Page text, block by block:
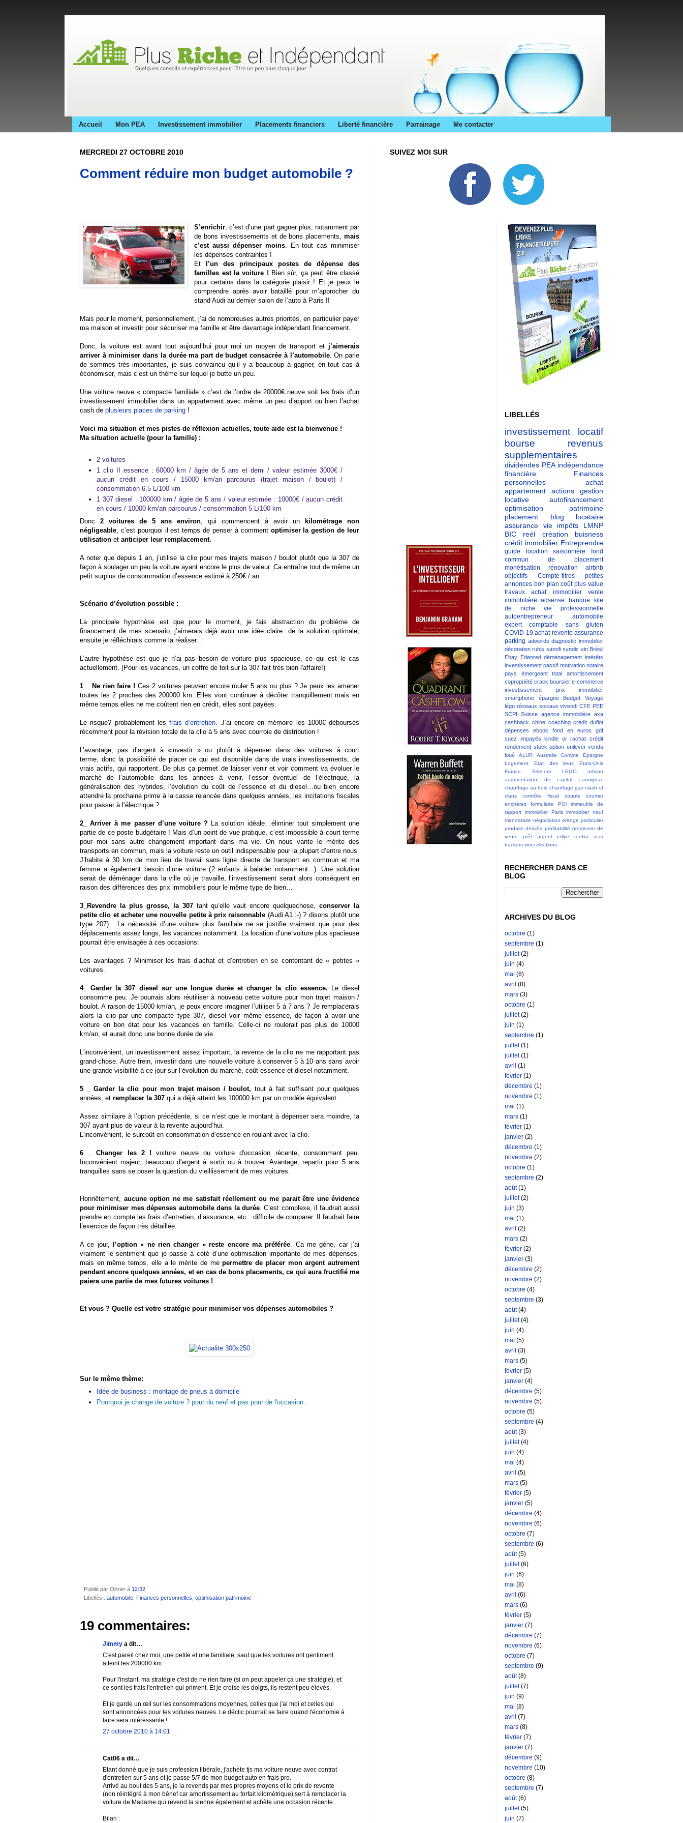
Accueil Mon PEA Investissement immobilier Placements financiers Liberté financière Parrainage Me contacter
MERCREDI 27 OCTOBRE 2010
Comment réduire mon budget automobile ?
S’enrichir, c’est d’une part gagner plus, notamment par
de bons investissements et de bons placements, mais
c’est aussi dépenser moins. En tout cas minimiser
les dépenses contraintes !
Et
l’un des principaux postes de dépense des
familles est la voiture ! Bien sûr, ça peut être classé
pour certains dans la catégorie plaisir ! Et je peux le
comprendre après avoir bataillé pour m’approcher du
stand Audi au dernier salon de l’auto à Paris !!
Mais pour le moment, personnellement, j’ai de nombreuses autres priorités, en particulier payer
ma maison et investir pour sécuriser ma famille et être davantage indépendant financement.
Donc, la voiture est avant tout aujourd’hui pour moi un moyen de transport et j’aimerais
arriver à minimiser dans la durée ma part de budget consacrée à l’automobile. On parle
de sommes très importantes, je suis convaincu qu’il y a beaucoup à gagner, en tout cas à
économiser, mais c’est un thème sur lequel je butte un peu.
Une voiture neuve « compacte familiale » c’est de l’ordre de 20000€ neuve soit les frais d’un
investissement immobilier dans un appartement avec même un peu d’apport ou bien l’achat
cash de plusieurs places de parking !
Voici ma situation et mes pistes de réflexion actuelles, toute aide est la bienvenue !
Ma situation actuelle (pour la famille) :
2 voitures
1 clio II essence : 60000 km / âgée de 5 ans et demi / valeur estimée 3000€ /
aucun crédit en cours / 15000 km/an parcourus (trajet maison / boulot) /
consommation 6,5 L/100 km
1 307 diesel : 100000 km / âgée de 5 ans / valeur estimée : 10000€ / aucun crédit
en cours / 10000 km/an parcourus / consommation 5 L/100 km
Donc 2 voitures de 5 ans environ, qui commencent à avoir un
kilométrage non
négligeable, c’est pourquoi il est temps de penser à comment optimiser la gestion de leur
utilisation et anticiper leur remplacement.
A noter que depuis 1 an, j’utilise la clio pour mes trajets maison / boulot plutôt que la 307 de
façon à soulager un peu la voiture ayant encore le plus de valeur. Ca entraîne tout de même un
petit surplus de consommation d’essence estimé à 250€ / an.
Scénario d’évolution possible :
La principale hypothèse est que pour le moment, je fais abstraction du problème de
financement de mes scenario, j’aimerais déjà avoir une idée claire de la solution optimale,
ensuite je réfléchirais comme la réaliser…
L’autre hypothèse est que je n’ai pas besoin de voiture plus spacieuse, ce qui est le cas
actuellement. (Pour les vacances, un coffre de toit sur la 307 fait très bien l'affaire!)
1 _ Ne rien faire ! Ces 2 voitures peuvent encore rouler 5 ans ou plus ? Je peux les amener
toutes les 2 proches des 200000 km. Elles vont continuer à décôter tranquillement mais en
même temps elles ne me coûtent rien en crédit, elles sont payées.
Le risque? probablement les frais d’entretien. J’ai encore en mémoire les 1000€ déboursés
récemment pour la révision totale de la clio à 5 ans avec courroie de distribution !
L’avantage, pas d’argent à «investir » ou plutôt à dépenser dans des voitures à court
terme, donc la possibilité de placer ce qui est disponible dans de vrais investissements, de
vrais actifs, qui rapportent. De plus ça permet de laisser venir et voir comment va évoluer le
marché de l’automobile dans les années à venir, l’essor éventuel de l’électrique, la
généralisation des hybrides, l’évolution du coût de l’essence et du diesel…ou bien encore
attendre la prochaine prime à la casse relancée dans quelques années, les incitations fiscales
pour passer à l’électrique ?
2_ Arriver à me passer d’une voiture ? La solution idéale…éliminer tout simplement une
partie de ce poste budgétaire ! Mais d’un point de vue pratique, c’est impossible à court terme
pour moi sans autre changement important dans ma vie. On nous vante le mérite des
transports en commun, mais la voiture reste un outil indispensable pour la plupart d’entre nous.
J’habite à 30 km de mon lieu de travail sans ligne directe de transport en commun et ma
femme a également besoin d’une voiture (2 enfants à balader notamment...). Une solution
serait de déménager dans la ville où je travaille, l’investissement serait alors conséquent en
raison des différences des prix immobiliers pour le même type de bien…
3_Revendre la plus grosse, la 307tant qu’elle vaut encore quelquechose,conserver la
petite clio et acheter une nouvelle petite à prix raisonnable (Audi A1 :-) ? disons plutôt une
type 207) . La nécessité d’une voiture plus familiale ne se justifie vraiment que pour des
déplacements assez longs, les vacances notamment. La location d’une voiture plus spacieuse
pourrait être envisagée à ces occasions.
Les avantages ? Minimiser les frais d’achat et d’entretien en se contentant de « petites »
voitures.
4_ Garder la 307 diesel sur une longue durée et changer la clio essence. Le diesel
consomme peu. Je pourrais alors réutiliser à nouveau cette voiture pour mon trajet maison /
boulot. A raison de 15000 km/an, je peux encore imaginer l’utiliser 5 à 7 ans ? Je remplacerais
alors la clio par une compacte type 307, diesel voir même essence, de façon à avoir une
voiture en bon état pour les vacances en famille. Celle-ci ne roulerait pas plus de 10000
km/an, et aurait donc une bonne durée de vie.
L'inconvénient, un investissement assez important, la revente de la clio ne me rapportant pas
grand-chose. Autre frein, investir dans une nouvelle voiture à conserver 5 à 10 ans sans avoir
une grande visibilité à ce jour sur l’évolution du marché, coût essence et diesel notamment.
5 _ Garder la clio pour mon trajet maison / boulot, tout à fait suffisant pour quelques
années, et remplacer la 307 qui a déjà atteint les 100000 km par un modèle équivalent.
Assez similaire à l’option précédente, si ce n’est que le montant à dépenser sera moindre, la
307 ayant plus de valeur à la revente aujourd’hui.
L'inconvénient, le surcoût en consommation d’essence en roulant avec la clio.
6 _ Changer les 2 ! voiture neuve ou voiture d'occasion récente, consommant peu.
Inconvénient majeur, beaucoup d'argent à sortir ou à trouver. Avantage, repartir pour 5 ans
tranquilles sans se poser la question du vieillissement de mes voitures.
Honnêtement, aucune option ne me satisfait réellement ou me parait être une évidence
pour minimiser mes dépenses automobile dans la durée. C’est complexe, il faudrait aussi
prendre en compte les frais d’entretien, d’assurance, etc…difficile de comparer. Il faudrait faire
l’exercice de façon très détaillée.
A ce jour, l’option « ne rien changer » reste encore ma préférée. Ca me gène, car j’ai
vraiment le sentiment que je passe à coté d’une optimisation importante de mes dépenses,
mais en même temps, elle a le mérite de mepermettre de placer mon argent autrement
pendant encore quelques années, et en cas de bons placements, ce qui aura fructifié me
paiera une partie de mes futures voitures !
Et vous ? Quelle est votre stratégie pour minimiser vos dépenses automobiles ?
Sur le même thème:
Idée de business : montage de pneus à domicile
Pourquoi je change de voiture ? pour du neuf et pas pour de l'occasion...
Publié par Olivier à 12:32
Libellés : automobile Finances personnelles optimisation patrimoine
19 commentaires:
Jimmy a dit…
C'est pareil chez moi, une petite et une familiale, sauf que les voitures ont gentiment
atteint les 200000 km.
Pour l'instant, ma stratégie c'est de ne rien faire (si on peut appeler ça une stratégie), et
ce sont les frais l'entretien qui priment. Et je croise les doigts, ils restent peu élevés.
Et je garde un œil sur les consommations moyennes, celles que j'ai moi et celles qui
sont annoncées pour les voitures neuves. Le déclic pourrait se faire quand l'économie à
faire sera intéressante !
27 octobre 2010 à 14:01
Cat06 a dit…
Etant donné que je suis profession libérale, j'achète tjs ma voiture neuve avec contrat
d'entretien sur 5 ans et je passe 5/7 de mon budget auto en frais pro.
Arrivé au bout des 5 ans, je la revends par mes propres moyens et le prix de revente
(non réintégré à mon bénef car amortissement au forfait kilométrique) sert à remplacer la
voiture de Madame qui revend la sienne également et achète une occasion récente.
Bilan :
SUIVEZ MOI SUR
LIBELLÉS
investissement locatif
bourse
revenus
supplementaires
dividendes PEA indépendance
financière
Finances
personnelles
achat
appartement
actions
gestion
locative
autofinancement
optimisation patrimoine
placement
blog
locataire
assurance vie
impôts
LMNP
BIC reél
création buisness
crédit immobilier Entreprendre
guide location saisonnière
fond
commun de placement
monétisation
rénovation
airbnb
objectifs
Compte-titres
petites
annonces bon plan coût plus value
travaux
achat immobilier
vente
immobilière adsense banque site
de niche
vie professionnelle
autoentrepreneur
automobile
expert comptable
sans gluten
COVID-19 achat revente assurance
parking adwords diagnostic immobilier
décoration rubis sanofi syndic vin Brésil
Ebay Edenred déménagement intérêts
investissement passif motivation notaire
pays émergeant
total
amortissement
copropriété crack boursier e-commerce
investissement
prix immobilier
smartphone
épargne Budget
Voyage
légo réseaux sociaux vivendi CFE PEE
SCPI
Suisse agence immobilière axa
cashback chine coaching crédit duflot
dépenses
ebook fond en euros
gdf
suez
impayés kindle or rachat crédit
rendement stock option unilever vendu
loué
ALUR Australie
Compte Epargne
Logement
Etat des lieux
Etats-Unis
France Telecom
LEGO
artisan
augmentation de capital
carmignac
chauffage au bois chauffage gaz clash of
clans
contrôle fiscal couple
courtier
enchères
formulaire POi
immeuble de
rapport
immobilier Paris
immobilier neuf
mandataire négociation orange particulier
produits dérivés profitabilité promesse de
vente
prêt argent rallye rentila
scor
trackers vinci élections
RECHERCHER DANS CE
BLOG
ARCHIVES DU BLOG
octobre (1)
septembre (1)
juillet(2)
juin (4)
mai (8)
avril (8)
mars (3)
octobre (1)
juillet(2)
juin (1)
septembre (1)
juillet(1)
juillet(1)
avril (1)
février (1)
décembre (1)
novembre (1)
mai (1)
mars (1)
février (1)
janvier (2)
décembre (1)
novembre (2)
octobre (1)
septembre (2)
août(1)
juillet(2)
juin (3)
mai (1)
avril (2)
mars (2)
février (2)
janvier (3)
décembre (2)
novembre (2)
octobre (4)
septembre (3)
août(4)
juillet(4)
juin (4)
mai (5)
avril (3)
mars (5)
février (5)
janvier (4)
décembre (5)
novembre (5)
octobre (5)
septembre (4)
août(3)
juillet(4)
juin (4)
mai (4)
avril (5)
mars (5)
février (5)
janvier (5)
décembre (4)
novembre (6)
octobre (7)
septembre (6)
août(5)
juillet(6)
juin (6)
mai (8)
avril (6)
mars (6)
février (5)
janvier (7)
décembre (7)
novembre (6)
octobre (7)
septembre (9)
août(8)
juillet(7)
juin (9)
mai (8)
avril (7)
mars (8)
février (7)
janvier (7)
décembre (9)
novembre (10)
octobre (8)
septembre (7)
août(6)
juillet(5)
juin (7)